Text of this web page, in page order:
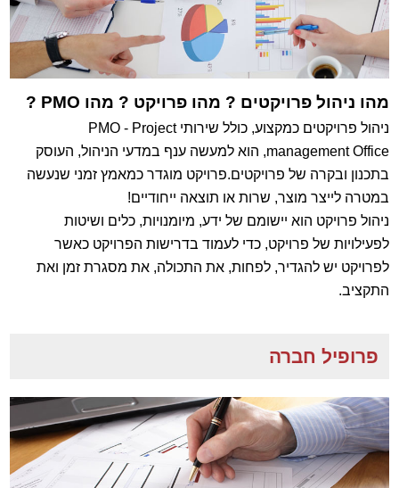
מהו ניהול פרויקטים ? מהו פרויקט ? מהו PMO ?
ניהול פרויקטים כמקצוע, כולל שירותי PMO - Project
management Office, הוא למעשה ענף במדעי הניהול, העוסק
בתכנון ובקרה של פרויקטים.פרויקט מוגדר כמאמץ זמני שנעשה
במטרה לייצר מוצר, שרות או תוצאה ייחודיים!
ניהול פרויקט הוא יישומם של ידע, מיומנויות, כלים ושיטות
לפעילויות של פרויקט, כדי לעמוד בדרישות הפרויקט כאשר
לפרויקט יש להגדיר, לפחות, את התכולה, את מסגרת זמן ואת
התקציב.
פרופיל חברה